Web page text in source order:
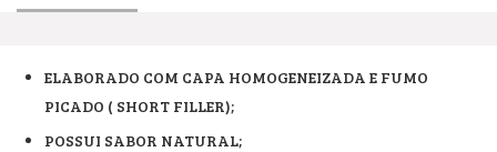
ELABORADO COM CAPA HOMOGENEIZADA E FUMO
PICADO ( SHORT FILLER);
POSSUI SABOR NATURAL;